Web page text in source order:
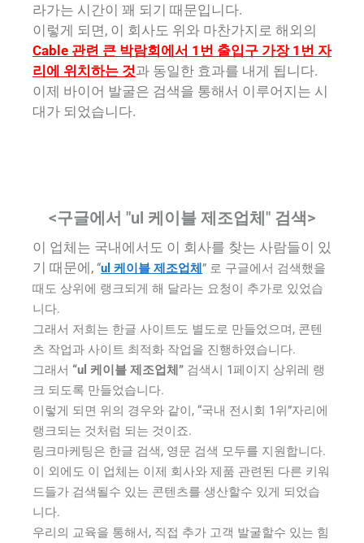
라가는 시간이 꽤 되기 때문입니다.
이렇게 되면, 이 회사도 위와 마찬가지로 해외의
Cable 관련 큰 박람회에서 1번 출입구 가장 1번 자
리에 위치하는 것과 동일한 효과를 내게 됩니다.
이제 바이어 발굴은 검색을 통해서 이루어지는 시
대가 되었습니다.
<구글에서 "ul 케이블 제조업체" 검색>
이 업체는 국내에서도 이 회사를 찾는 사람들이 있
기 때문에, “ul 케이블 제조업체” 로 구글에서 검색했을
때도 상위에 랭크되게 해 달라는 요청이 추가로 있었습
니다.
그래서 저희는 한글 사이트도 별도로 만들었으며, 콘텐
츠 작업과 사이트 최적화 작업을 진행하였습니다.
그래서 “ul 케이블 제조업체” 검색시 1페이지 상위레 랭
크 되도록 만들었습니다.
이렇게 되면 위의 경우와 같이, “국내 전시회 1위”자리에
랭크되는 것처럼 되는 것이죠.
링크마케팅은 한글 검색, 영문 검색 모두를 지원합니다.
이 외에도 이 업체는 이제 회사와 제품 관련된 다른 키워
드들가 검색될수 있는 콘텐츠를 생산할수 있게 되었습
니다.
우리의 교육을 통해서, 직접 추가 고객 발굴할수 있는 힘